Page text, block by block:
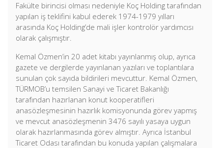
Fakülte birincisi olması nedeniyle Koç Holding tarafından
yapılan iş teklifini kabul ederek 1974-1979 yılları
arasında Koç Holding’de mali işler kontrolör yardımcısı
olarak çalışmıştır.
Kemal Özmen’in 20 adet kitabı yayınlanmış olup, ayrıca
gazete ve dergilerde yayınlanan yazıları ve toplantılara
sunulan çok sayıda bildirileri mevcuttur. Kemal Özmen,
TÜRMOB’u temsilen Sanayi ve Ticaret Bakanlığı
tarafından hazırlanan konut kooperatifleri
anasözleşmesinin hazırlık komisyonunda görev yapmış
ve mevcut anasözleşmenin 3476 sayılı yasaya uygun
olarak hazırlanmasında görev almıştır. Ayrıca İstanbul
Ticaret Odası tarafından bu konuda yapılan çalışmalara